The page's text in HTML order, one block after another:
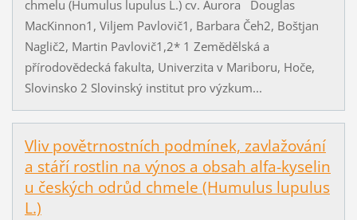
chmelu (Humulus lupulus L.) cv. Aurora Douglas
MacKinnon1, Viljem Pavlovič1, Barbara Čeh2, Boštjan
Naglič2, Martin Pavlovič1,2* 1 Zemědělská a
přírodovědecká fakulta, Univerzita v Mariboru, Hoče,
Slovinsko 2 Slovinský institut pro výzkum...
Vliv povětrnostních podmínek, zavlažování
a stáří rostlin na výnos a obsah alfa-kyselin
u českých odrůd chmele (Humulus lupulus
L.)